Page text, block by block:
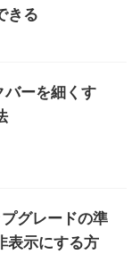
きる
ーを細くす
グレードの準
表示にする方